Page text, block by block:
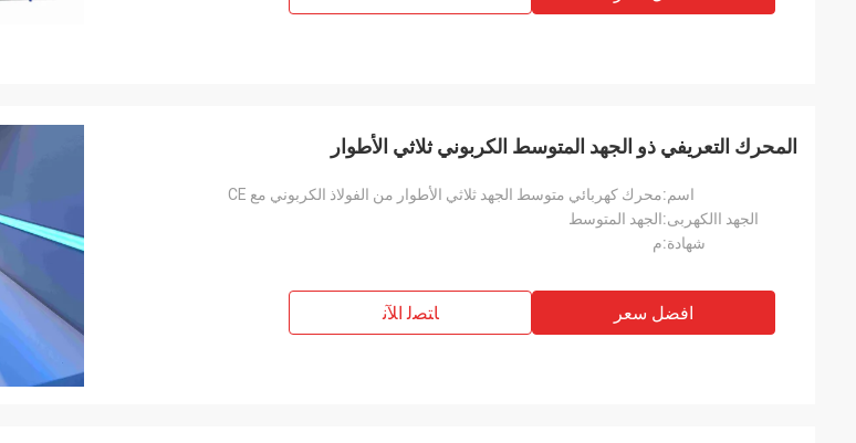
المحرك التعريفي ذو الجهد المتوسط ​​الكربوني ثلاثي الأطوار
اسم:محرك كهربائي متوسط ​​الجهد ثلاثي الأطوار من الفولاذ الكربوني مع CE
الجهد االكهربى:الجهد المتوسط
شهادة:م
افضل سعر ﺎﺘﺼﻟ ﺍﻶﻧ